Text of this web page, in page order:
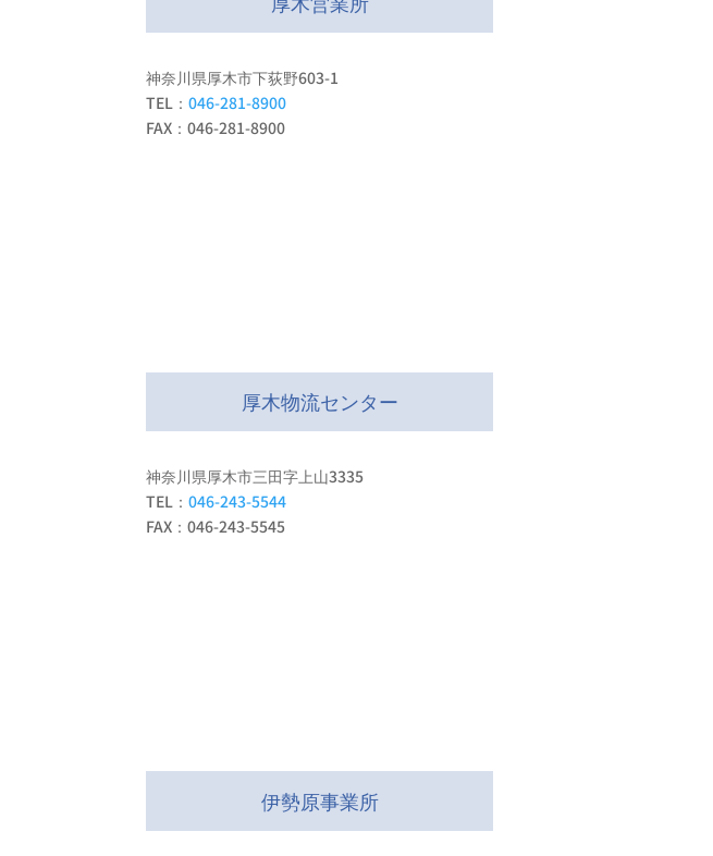
神奈川県厚木市下荻野603-1
TEL：046-281-8900
FAX：046-281-8900
厚木物流センター
神奈川県厚木市三田字上山3335
TEL：046-243-5544
FAX：046-243-5545
伊勢原事業所